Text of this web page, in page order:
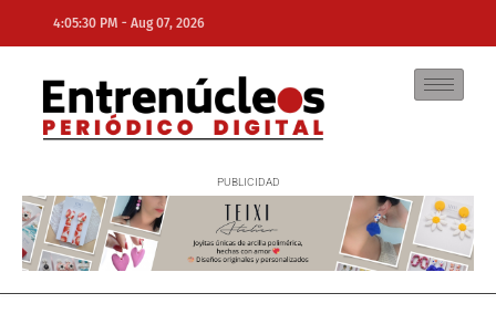
4:05:30 PM - Aug 07, 2026
NE